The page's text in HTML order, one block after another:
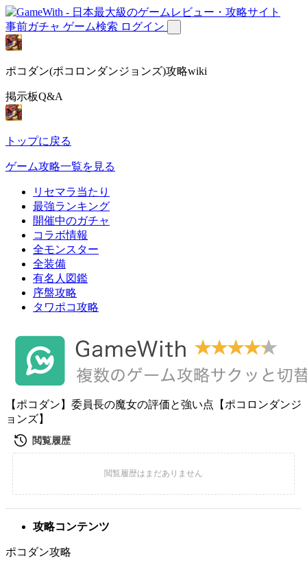
事前ガチャ ゲーム検索 ログイン
ポコダン(ポコロンダンジョンズ)攻略wiki
掲示板Q&A
トップに戻る
ゲーム攻略一覧を見る
リセマラ当たり
最強ランキング
開催中のガチャ
コラボ情報
全モンスター
全装備
有名人図鑑
序盤攻略
タワポコ攻略
【ポコダン】委員長の魔女の評価と強い点【ポコロンダンジ
ョンズ】
攻略コンテンツ
ポコダン攻略